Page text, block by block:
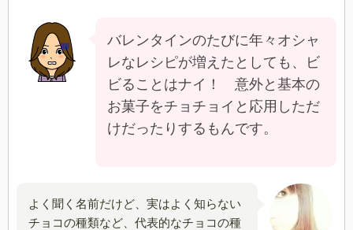
バレンタインのたびに年々オシャ
レなレシピが増えたとしても、ビ
ビることはナイ！ 意外と基本の
お菓子をチョチョイと応用しただ
けだったりするもんです。
よく聞く名前だけど、実はよく知らない
チョコの種類など、代表的なチョコの種